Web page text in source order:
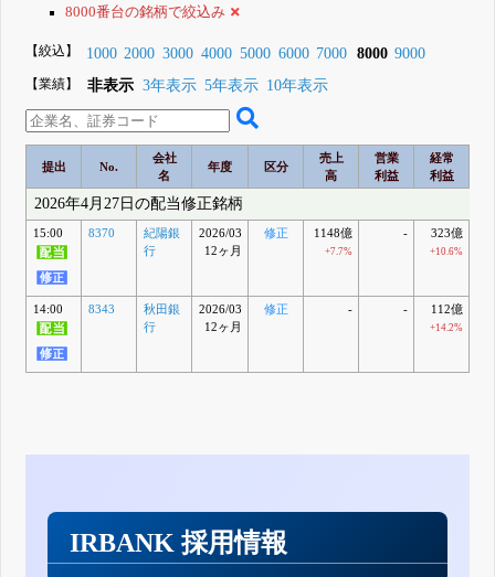
8000番台の銘柄で絞込み
【絞込】 1000 2000 3000 4000 5000 6000 7000 8000 9000
【業績】 非表示 3年表示 5年表示 10年表示
提出 No.
会社
名
年度 区分
売上
高
営業
利益
経常
利益
2026年4月27日の配当修正銘柄
15:00 8370
紀陽銀
行
2026/03
12ヶ月
修正 1148億
+7.7%
- 323億
+10.6%
14:00 8343
秋田銀
行
2026/03
12ヶ月
修正 - - 112億
+14.2%
IRBANK 採用情報